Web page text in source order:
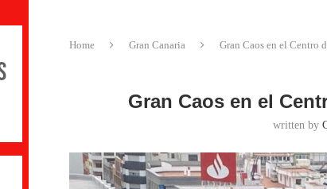
Home Gran Canaria Gran Caos en el Centro
Gran Caos en el
written by